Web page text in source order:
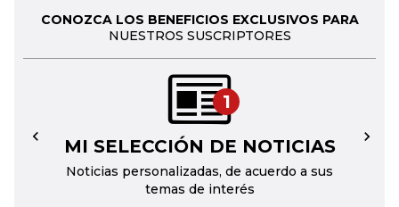
CONOZCA LOS BENEFICIOS EXCLUSIVOS PARA
NUESTROS SUSCRIPTORES
1
MI SELECCIÓN DE NOTICIAS
Noticias personalizadas, de acuerdo a sus
temas de interés
← →